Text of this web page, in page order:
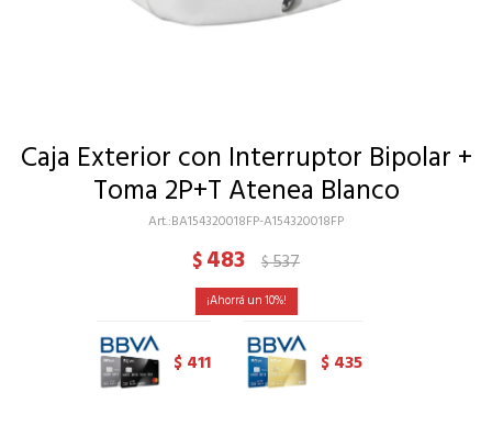
Caja Exterior con Interruptor Bipolar +
Toma 2P+T Atenea Blanco
BA154320018FP-A154320018FP
$483 $537
10
$ 411 $ 435